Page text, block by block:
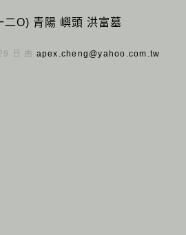
二O) 青陽 嶼頭 洪富墓
日 由 apex.cheng@yahoo.com.tw